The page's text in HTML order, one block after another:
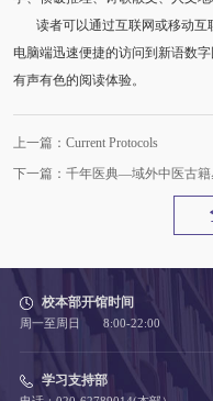
读者可以通过互联网或移动互
电脑端迅速便捷的访问到新语数
有声有色的阅读体验。
上一篇：Current Protocols
下一篇：千年医典—域外中医古籍
校本部开馆时间
周一至周日 8:00-22:00
学习支持部